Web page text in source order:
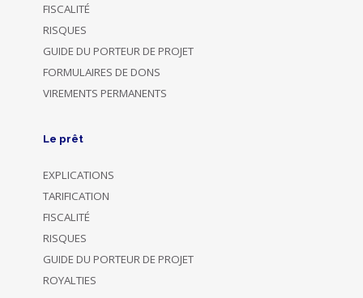
FISCALITÉ
RISQUES
GUIDE DU PORTEUR DE PROJET
FORMULAIRES DE DONS
VIREMENTS PERMANENTS
Le prêt
EXPLICATIONS
TARIFICATION
FISCALITÉ
RISQUES
GUIDE DU PORTEUR DE PROJET
ROYALTIES